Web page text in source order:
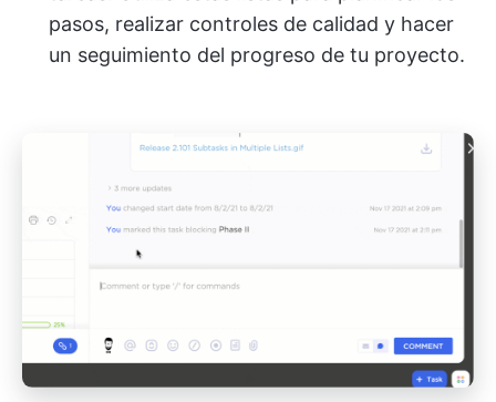
pasos, realizar controles de calidad y hacer
un seguimiento del progreso de tu proyecto.